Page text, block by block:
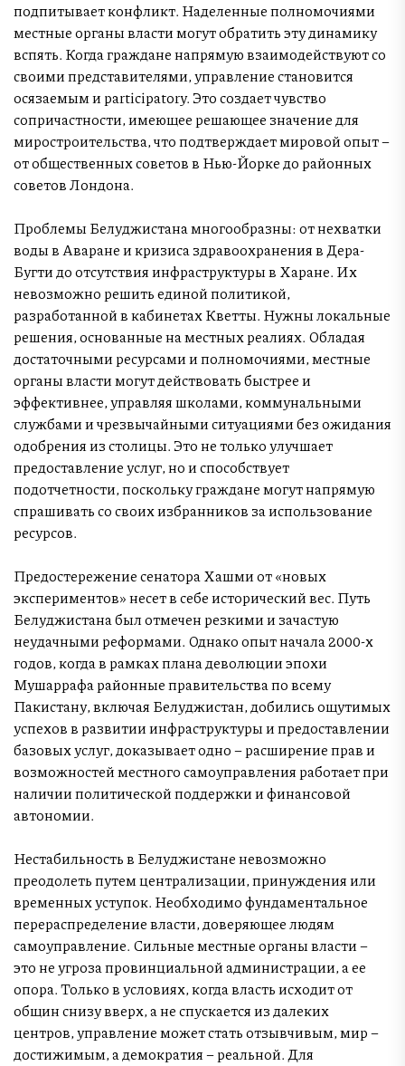
подпитывает конфликт. Наделенные полномочиями
местные органы власти могут обратить эту динамику
вспять. Когда граждане напрямую взаимодействуют со
своими представителями, управление становится
осязаемым и participatory. Это создает чувство
сопричастности, имеющее решающее значение для
миростроительства, что подтверждает мировой опыт –
от общественных советов в Нью-Йорке до районных
советов Лондона.
Проблемы Белуджистана многообразны: от нехватки
воды в Аваране и кризиса здравоохранения в Дера-
Бугти до отсутствия инфраструктуры в Харане. Их
невозможно решить единой политикой,
разработанной в кабинетах Кветты. Нужны локальные
решения, основанные на местных реалиях. Обладая
достаточными ресурсами и полномочиями, местные
органы власти могут действовать быстрее и
эффективнее, управляя школами, коммунальными
службами и чрезвычайными ситуациями без ожидания
одобрения из столицы. Это не только улучшает
предоставление услуг, но и способствует
подотчетности, поскольку граждане могут напрямую
спрашивать со своих избранников за использование
ресурсов.
Предостережение сенатора Хашми от «новых
экспериментов» несет в себе исторический вес. Путь
Белуджистана был отмечен резкими и зачастую
неудачными реформами. Однако опыт начала 2000-х
годов, когда в рамках плана деволюции эпохи
Мушаррафа районные правительства по всему
Пакистану, включая Белуджистан, добились ощутимых
успехов в развитии инфраструктуры и предоставлении
базовых услуг, доказывает одно – расширение прав и
возможностей местного самоуправления работает при
наличии политической поддержки и финансовой
автономии.
Нестабильность в Белуджистане невозможно
преодолеть путем централизации, принуждения или
временных уступок. Необходимо фундаментальное
перераспределение власти, доверяющее людям
самоуправление. Сильные местные органы власти –
это не угроза провинциальной администрации, а ее
опора. Только в условиях, когда власть исходит от
общин снизу вверх, а не спускается из далеких
центров, управление может стать отзывчивым, мир –
достижимым, а демократия – реальной. Для